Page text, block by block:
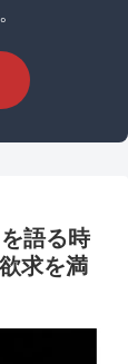
語る時
求を満